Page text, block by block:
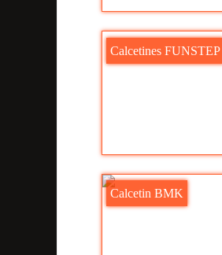
Calcetines FUNSTEP
Calcetin BMK